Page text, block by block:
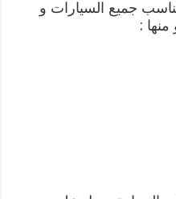
جميع السيارات و
: